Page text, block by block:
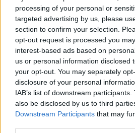
processing of your personal or
targeted advertising by us, please
section to confirm your selection.
opt-out request is processed you
interest-based ads based on
us or personal information disclosed
your opt-out. You may separately
disclosure of your personal
IAB’s list of downstream
also be disclosed by us to third
Downstream Participants that may
Dire «merci» pour cette traduction